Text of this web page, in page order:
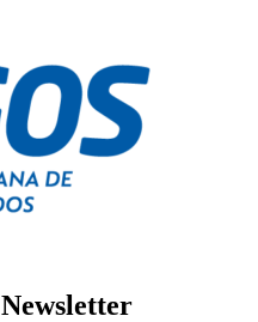
Newsletter